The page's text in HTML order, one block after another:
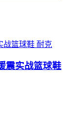
耐克
震实战篮球鞋